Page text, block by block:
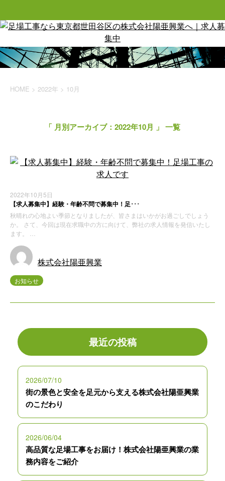
HOME > 2022年 > 10月
「 月別アーカイブ：2022年10月 」 一覧
2022年10月5日
【求人募集中】経験・年齢不問で募集中！足･･･
秋晴れの心地よい季節となりましたが、皆さまはいかがお過ごしでしょう
か。 さて、今回は現在求職中の方に向けて、弊社の求人情報を発信いたし
ます。 …
株式会社陽亜興業
お知らせ
最近の投稿
2026/07/10
街の景色と安全を足元から支える株式会社陽亜興業
のこだわり
2026/06/04
高品質な足場工事をお届け！株式会社陽亜興業の業
務内容をご紹介